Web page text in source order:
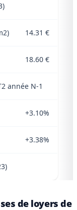
14.31 €
18.60 €
année N-1
+3.10%
+3.38%
de loyers de